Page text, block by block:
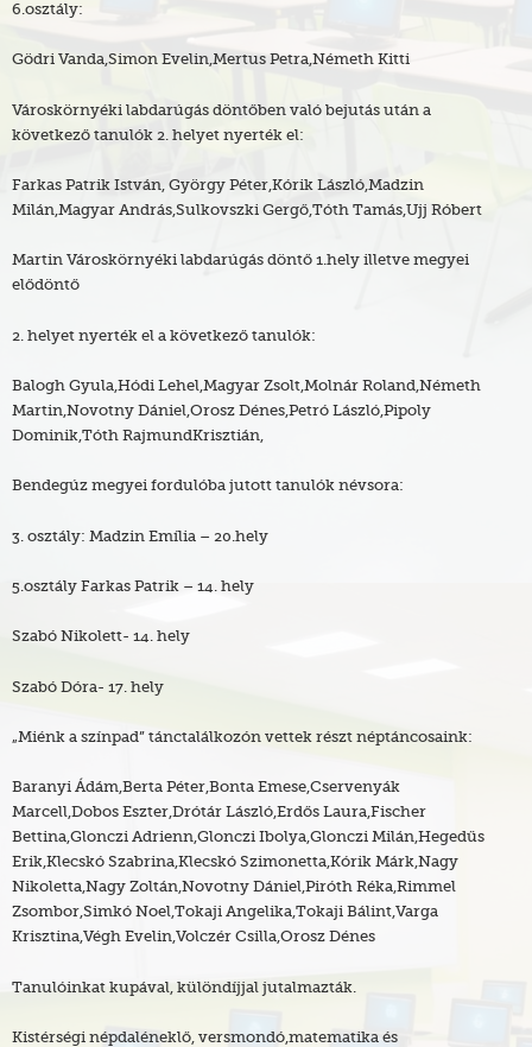
6.osztály:
Gödri Vanda,Simon Evelin,Mertus Petra,Németh Kitti
Városkörnyéki labdarúgás döntőben való bejutás után a
következő tanulók 2. helyet nyerték el:
Farkas Patrik István, György Péter,Kórik László,Madzin
Milán,Magyar András,Sulkovszki Gergő,Tóth Tamás,Ujj Róbert
Martin Városkörnyéki labdarúgás döntő 1.hely illetve megyei
elődöntő
2. helyet nyerték el a következő tanulók:
Balogh Gyula,Hódi Lehel,Magyar Zsolt,Molnár Roland,Németh
Martin,Novotny Dániel,Orosz Dénes,Petró László,Pipoly
Dominik,Tóth RajmundKrisztián,
Bendegúz megyei fordulóba jutott tanulók névsora:
3. osztály: Madzin Emília – 20.hely
5.osztály Farkas Patrik – 14. hely
Szabó Nikolett- 14. hely
Szabó Dóra- 17. hely
„Miénk a színpad” tánctalálkozón vettek részt néptáncosaink:
Baranyi Ádám,Berta Péter,Bonta Emese,Cservenyák
Marcell,Dobos Eszter,Drótár László,Erdős Laura,Fischer
Bettina,Glonczi Adrienn,Glonczi Ibolya,Glonczi Milán,Hegedűs
Erik,Klecskó Szabrina,Klecskó Szimonetta,Kórik Márk,Nagy
Nikoletta,Nagy Zoltán,Novotny Dániel,Piróth Réka,Rimmel
Zsombor,Simkó Noel,Tokaji Angelika,Tokaji Bálint,Varga
Krisztina,Végh Evelin,Volczér Csilla,Orosz Dénes
Tanulóinkat kupával, különdíjjal jutalmazták.
Kistérségi népdaléneklő, versmondó,matematika és